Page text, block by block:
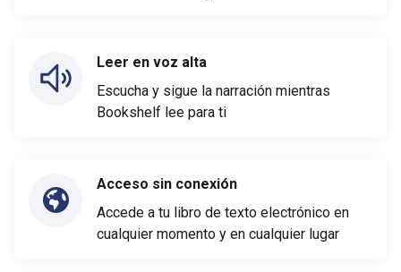
Leer en voz alta
Escucha y sigue la narración mientras
Bookshelf lee para ti
Acceso sin conexión
Accede a tu libro de texto electrónico en
cualquier momento y en cualquier lugar